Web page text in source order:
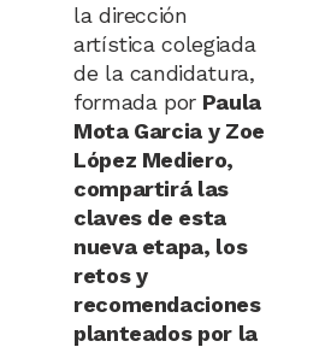
la dirección
artística colegiada
de la candidatura,
formada por Paula
Mota Garcia y Zoe
López Mediero,
compartirá las
claves de esta
nueva etapa, los
retos y
recomendaciones
planteados por la